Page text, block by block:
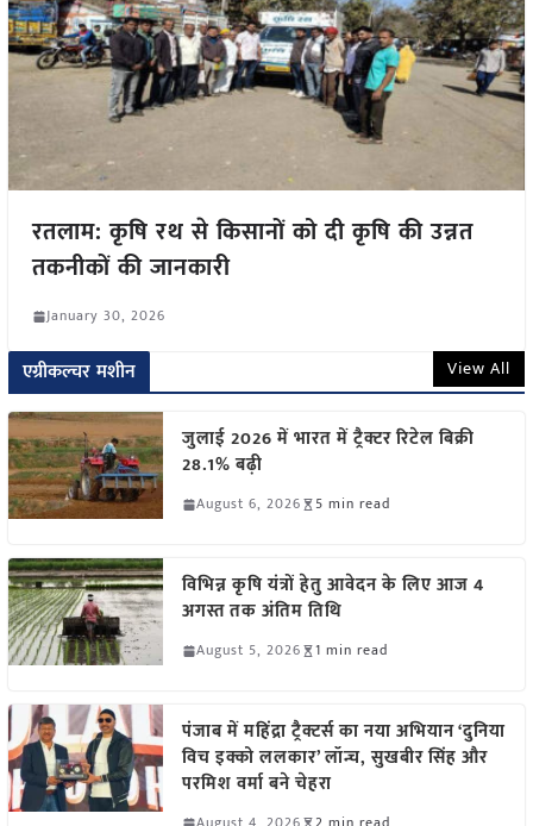
रतलाम: कृषि रथ से किसानों को दी कृषि की उन्नत
तकनीकों की जानकारी
January 30, 2026
एग्रीकल्चर मशीन View All
जुलाई 2026 में भारत में ट्रैक्टर रिटेल बिक्री
28.1% बढ़ी
August 6, 2026 5 min read
विभिन्न कृषि यंत्रों हेतु आवेदन के लिए आज 4
अगस्त तक अंतिम तिथि
August 5, 2026 1 min read
पंजाब में महिंद्रा ट्रैक्टर्स का नया अभियान ‘दुनिया
विच इक्को ललकार’ लॉन्च, सुखबीर सिंह और
परमिश वर्मा बने चेहरा